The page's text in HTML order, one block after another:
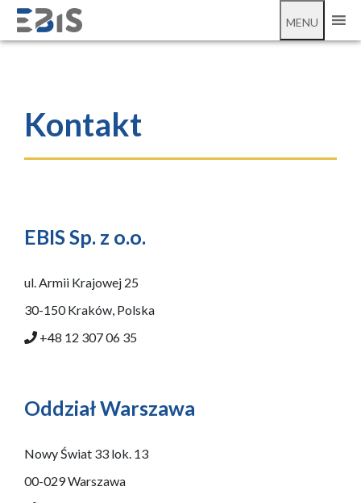
MENU
Kontakt
Kontakt
EBIS Sp. z o.o.
ul. Armii Krajowej 25
30-150 Kraków, Polska
+48 12 307 06 35
Oddział Warszawa
Nowy Świat 33 lok. 13
00-029 Warszawa